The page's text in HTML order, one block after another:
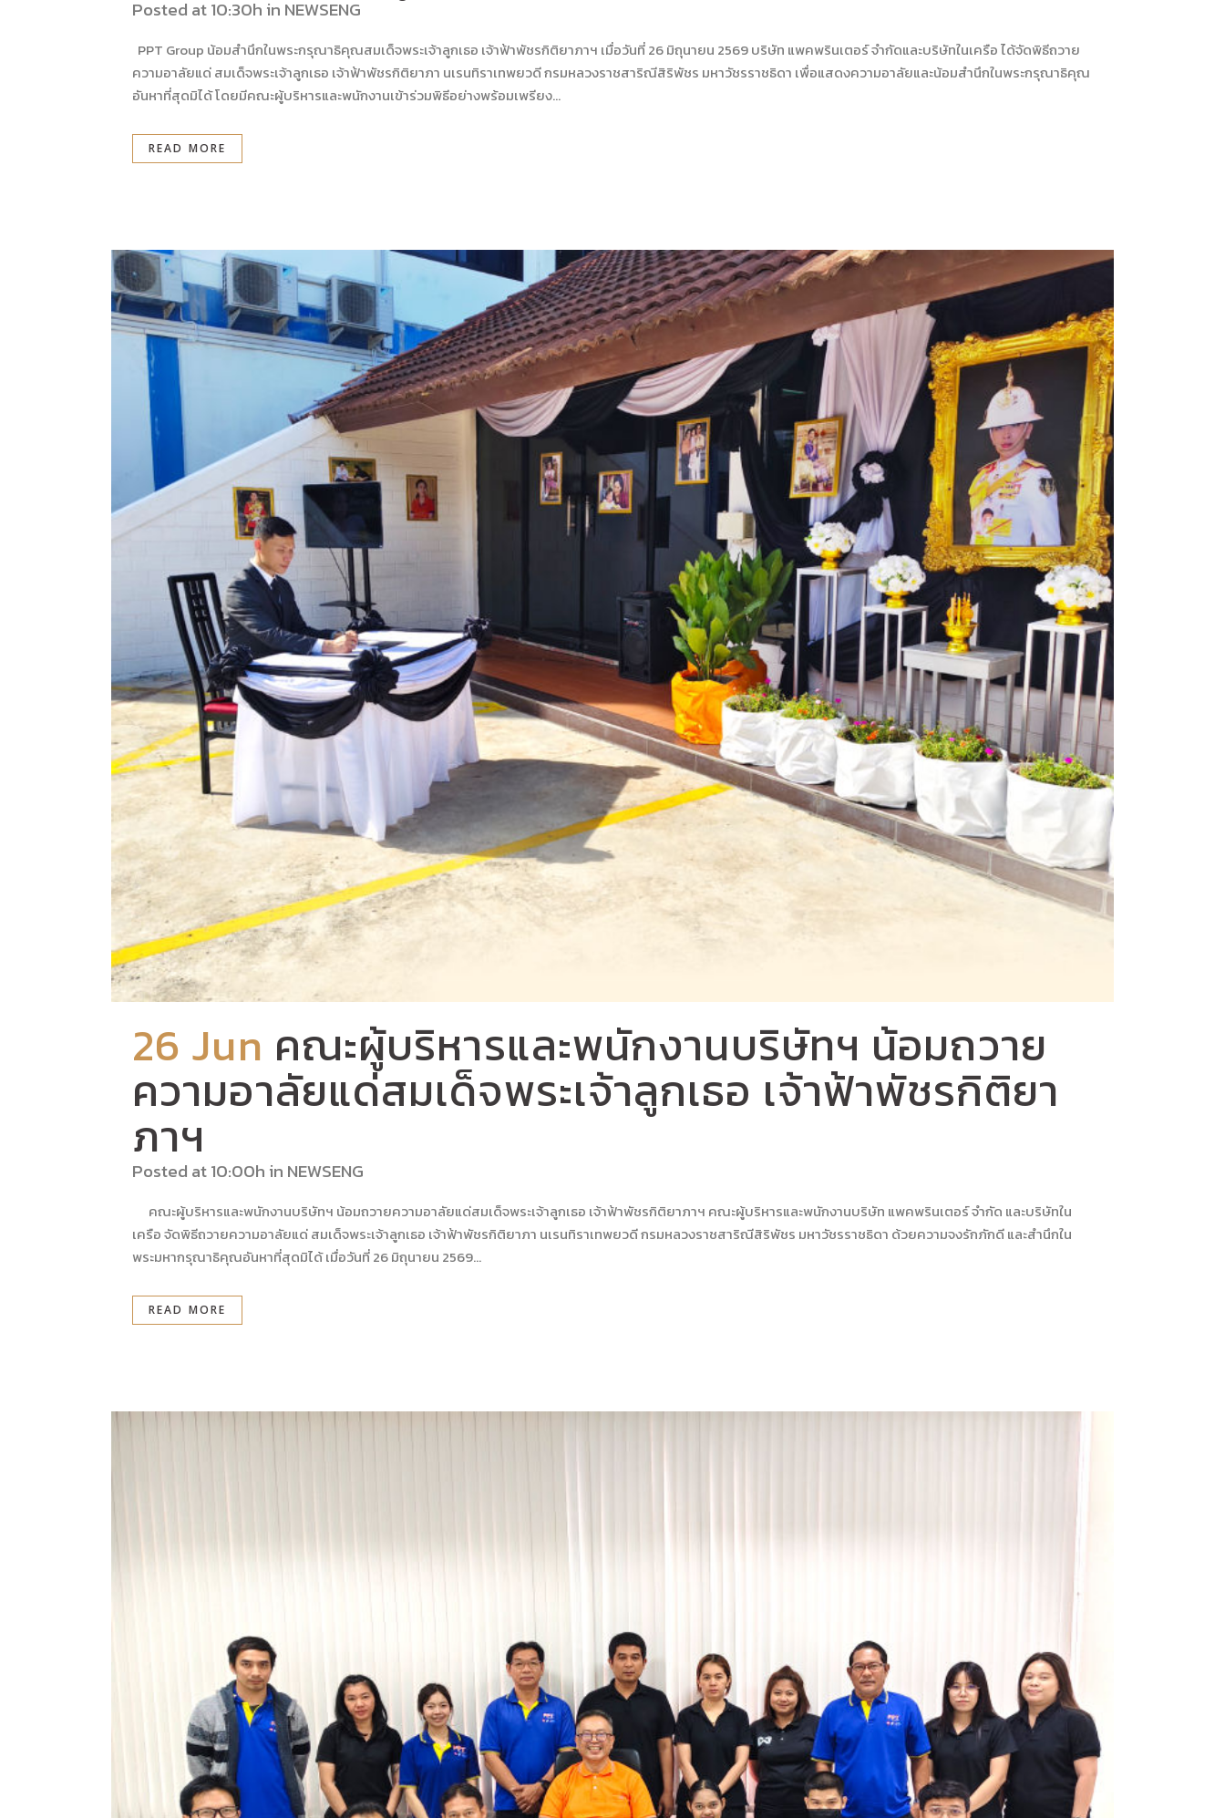
Posted at 10:30h in NEWSENG
PPT Group น้อมสำนึกในพระกรุณาธิคุณสมเด็จพระเจ้าลูกเธอ เจ้าฟ้าพัชรกิติยาภาฯ เมื่อวันที่ 26 มิถุนายน 2569 บริษัท แพคพรินเตอร์ จำกัดและบริษัทในเครือ ได้จัดพิธีถวาย
ความอาลัยแด่ สมเด็จพระเจ้าลูกเธอ เจ้าฟ้าพัชรกิติยาภา นเรนทิราเทพยวดี กรมหลวงราชสาริณีสิริพัชร มหาวัชรราชธิดา เพื่อแสดงความอาลัยและน้อมสำนึกในพระกรุณาธิคุณ
อันหาที่สุดมิได้ โดยมีคณะผู้บริหารและพนักงานเข้าร่วมพิธีอย่างพร้อมเพรียง...
READ MORE
26 Jun คณะผู้บริหารและพนักงานบริษัทฯ น้อมถวาย
ความอาลัยแด่สมเด็จพระเจ้าลูกเธอ เจ้าฟ้าพัชรกิติยา
ภาฯ
Posted at 10:00h in NEWSENG
คณะผู้บริหารและพนักงานบริษัทฯ น้อมถวายความอาลัยแด่สมเด็จพระเจ้าลูกเธอ เจ้าฟ้าพัชรกิติยาภาฯ คณะผู้บริหารและพนักงานบริษัท แพคพรินเตอร์ จำกัด และบริษัทใน
เครือ จัดพิธีถวายความอาลัยแด่ สมเด็จพระเจ้าลูกเธอ เจ้าฟ้าพัชรกิติยาภา นเรนทิราเทพยวดี กรมหลวงราชสาริณีสิริพัชร มหาวัชรราชธิดา ด้วยความจงรักภักดี และสำนึกใน
พระมหากรุณาธิคุณอันหาที่สุดมิได้ เมื่อวันที่ 26 มิถุนายน 2569...
READ MORE